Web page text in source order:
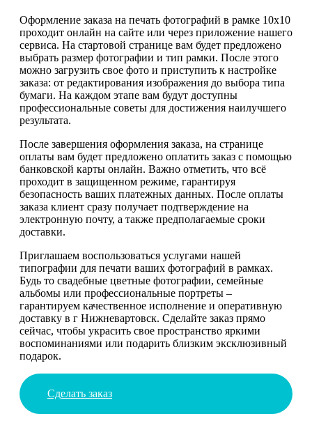
Оформление заказа на печать фотографий в рамке 10х10
проходит онлайн на сайте или через приложение нашего
сервиса. На стартовой странице вам будет предложено
выбрать размер фотографии и тип рамки. После этого
можно загрузить свое фото и приступить к настройке
заказа: от редактирования изображения до выбора типа
бумаги. На каждом этапе вам будут доступны
профессиональные советы для достижения наилучшего
результата.
После завершения оформления заказа, на странице
оплаты вам будет предложено оплатить заказ с помощью
банковской карты онлайн. Важно отметить, что всё
проходит в защищенном режиме, гарантируя
безопасность ваших платежных данных. После оплаты
заказа клиент сразу получает подтверждение на
электронную почту, а также предполагаемые сроки
доставки.
Приглашаем воспользоваться услугами нашей
типографии для печати ваших фотографий в рамках.
Будь то свадебные цветные фотографии, семейные
альбомы или профессиональные портреты –
гарантируем качественное исполнение и оперативную
доставку в г Нижневартовск. Сделайте заказ прямо
сейчас, чтобы украсить свое пространство яркими
воспоминаниями или подарить близким эксклюзивный
подарок.
Сделать заказ